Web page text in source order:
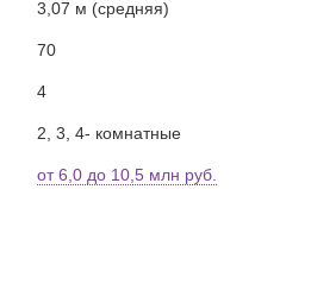
3,07 м (средняя)
70
4
2, 3, 4- комнатные
от 6,0 до 10,5 млн руб.